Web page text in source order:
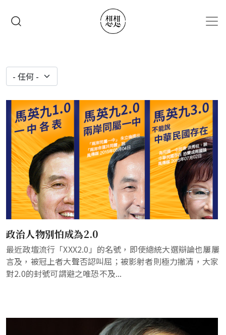
政治人物別怕成為2.0
最近政壇流行「XXX2.0」的名號，即使總統大選辯論也屢屢
言及，被冠上者大聲否認叫屈；被影射者則極力撇清，大家
對2.0的封號可謂避之唯恐不及...